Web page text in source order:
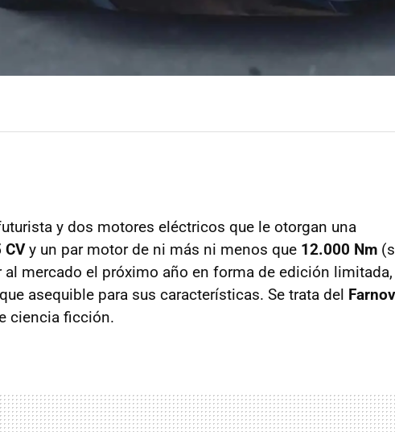
y dos motores eléctricos que le otorgan una
CVy un par motor de ni más ni menos que 12.000 Nm
mercado el próximo año en forma de edición limitada,
asequible para sus características. Se trata del
ciencia ficción.